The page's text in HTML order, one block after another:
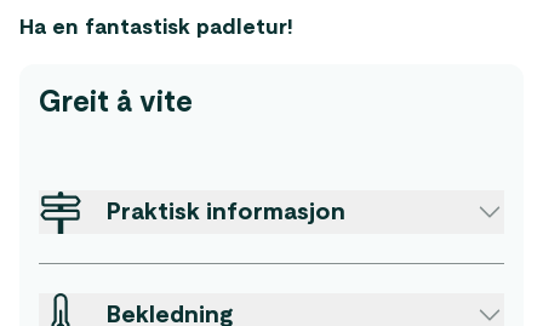
Ha en fantastisk padletur!
Greit å vite
Praktisk informasjon
Bekledning